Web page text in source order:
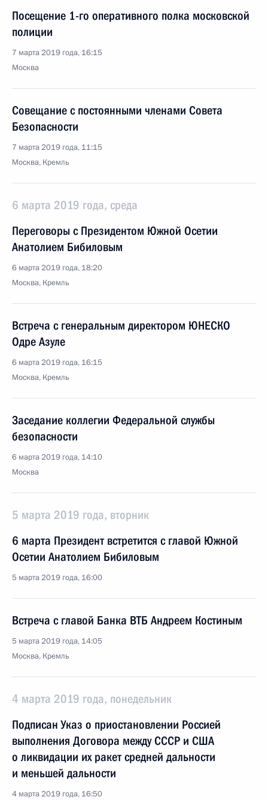
Посещение 1-го оперативного полка московской
полиции
7 марта 2019 года, 16:15
Москва
Совещание с постоянными членами Совета
Безопасности
7 марта 2019 года, 11:15
Москва, Кремль
6 марта 2019 года, среда
Переговоры с Президентом Южной Осетии
Анатолием Бибиловым
6 марта 2019 года, 18:20
Москва, Кремль
Встреча с генеральным директором ЮНЕСКО
Одре Азуле
6 марта 2019 года, 16:15
Москва, Кремль
Заседание коллегии Федеральной службы
безопасности
6 марта 2019 года, 14:10
Москва
5 марта 2019 года, вторник
6 марта Президент встретится с главой Южной
Осетии Анатолием Бибиловым
5 марта 2019 года, 16:00
Встреча с главой Банка ВТБ Андреем Костиным
5 марта 2019 года, 14:05
Москва, Кремль
4 марта 2019 года, понедельник
Подписан Указ о приостановлении Россией
выполнения Договора между СССР и США
о ликвидации их ракет средней дальности
и меньшей дальности
4 марта 2019 года, 16:50